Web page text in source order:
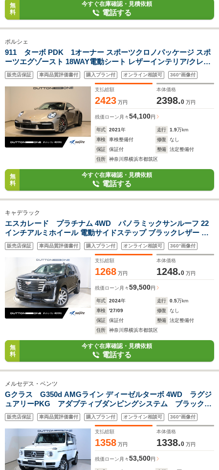
無
料
今すぐ在庫確認・見積依頼
電話する
ポルシェ
911 ターボ PDK 1オーナー スポーツクロノパッケージ スポ
ーツエグゾースト 18WAY電動シート レザーインテリア/クレヨ
ンステッチ PASM付スポーツサスペンション PDLSプラス
BOSEサウンド シートヒーター カラークレストAWキャップ
販売店保証 車両品質評価書付 購入プラン付 オンライン相談可 360°画像付
支払総額
2423 万円
本体価格
2398.0 万円
残価ローン 月々54,100円
年式 2021年 走行 1.9万km
車検
車検整備付 修復
なし
保証
保証付 整備
法定整備付
住所
神奈川県横浜市都筑区
無
料
今すぐ在庫確認・見積依頼
電話する
キャデラック
エスカレード プラチナム 4WD パノラミックサンルーフ 22
インチアルミホイール 電動サイドステップ ブラックレザー シ
ートヒーター シートベンチレーション リアエンターテインメン
トシステム ヘッドアップディスプレイ クルーズコントロール
販売店保証 車両品質評価書付 購入プラン付 オンライン相談可 360°画像付
支払総額
1268 万円
本体価格
1248.0 万円
残価ローン 月々59,500円
年式 2024年 走行 0.5万km
車検
'27/09 修復
なし
保証
保証付 整備
法定整備付
住所
神奈川県横浜市都筑区
無
料
今すぐ在庫確認・見積依頼
電話する
メルセデス・ベンツ
Gクラス G350d AMGライン ディーゼルターボ 4WD ラグジ
ュアリーPKG アダプティブダンピングシステム ブラックレ
ザー シートヒーター レーダーセーフティPKG 純正20イン
チAW メモリー付パワーシート レザーシート アダプティ
ブ・クルーズコントロール
販売店保証 車両品質評価書付 購入プラン付 オンライン相談可 360°画像付
支払総額
1358 万円
本体価格
1338.0 万円
残価ローン 月々53,500円